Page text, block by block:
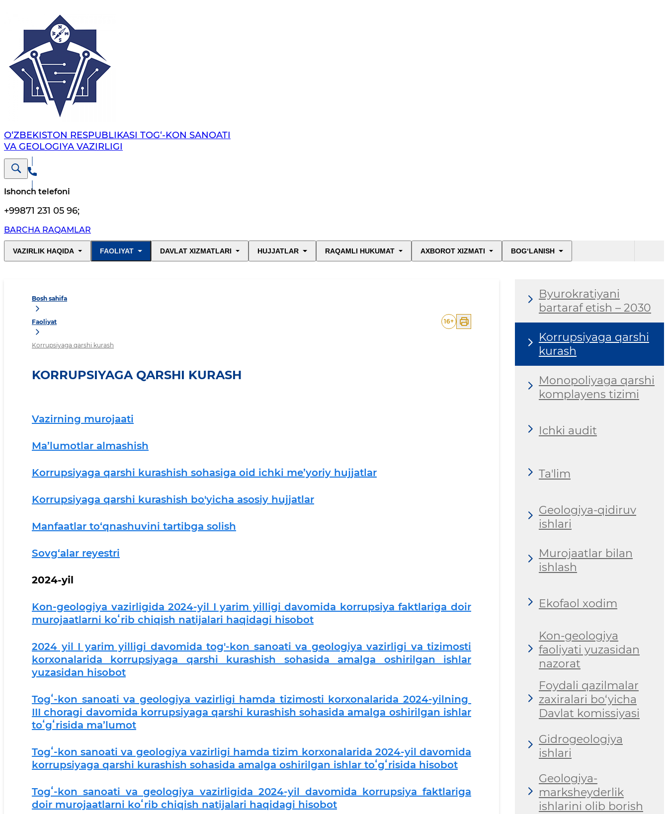
O‘ZBEKISTON RESPUBLIKASI TOG‘-KON SANOATI
VA GEOLOGIYA VAZIRLIGI
Ishonch telefoni
+99871 231 05 96;
BARCHA RAQAMLAR
VAZIRLIK HAQIDA FAOLIYAT DAVLAT XIZMATLARI HUJJATLAR RAQAMLI HUKUMAT AXBOROT XIZMATI BOG‘LANISH
Bosh sahifa
Faoliyat
Korrupsiyaga qarshi kurash
16+
KORRUPSIYAGA QARSHI KURASH
Vazirning murojaati
Ma’lumotlar almashish
Korrupsiyaga qarshi kurashish sohasiga oid ichki me’yoriy hujjatlar
Korrupsiyaga qarshi kurashish bo'yicha asosiy hujjatlar
Manfaatlar to‘qnashuvini tartibga solish
Sovg‘alar reyestri
2024-yil
Kon-geologiya vazirligida 2024-yil I yarim yilligi davomida korrupsiya faktlariga doir
murojaatlarni koʻrib chiqish natijalari haqidagi hisobot
2024 yil I yarim yilligi davomida tog'-kon sanoati va geologiya vazirligi va tizimosti
korxonalarida korrupsiyaga qarshi kurashish sohasida amalga oshirilgan ishlar
yuzasidan hisobot
Togʻ-kon sanoati va geologiya vazirligi hamda tizimosti korxonalarida 2024-yilning
III choragi davomida korrupsiyaga qarshi kurashish sohasida amalga oshirilgan ishlar
toʻgʻrisida ma’lumot
Togʻ-kon sanoati va geologiya vazirligi hamda tizim korxonalarida 2024-yil davomida
korrupsiyaga qarshi kurashish sohasida amalga oshirilgan ishlar toʻgʻrisida hisobot
Togʻ-kon sanoati va geologiya vazirligida 2024-yil davomida korrupsiya faktlariga
doir murojaatlarni koʻrib chiqish natijalari haqidagi hisobot
Byurokratiyani
bartaraf etish – 2030
Korrupsiyaga qarshi
kurash
Monopoliyaga qarshi
komplayens tizimi
Ichki audit
Ta'lim
Geologiya-qidiruv
ishlari
Murojaatlar bilan
ishlash
Ekofaol xodim
Kon-geologiya
faoliyati yuzasidan
nazorat
Foydali qazilmalar
zaxiralari bo‘yicha
Davlat komissiyasi
Gidrogeologiya
ishlari
Geologiya-
marksheyderlik
ishlarini olib borish